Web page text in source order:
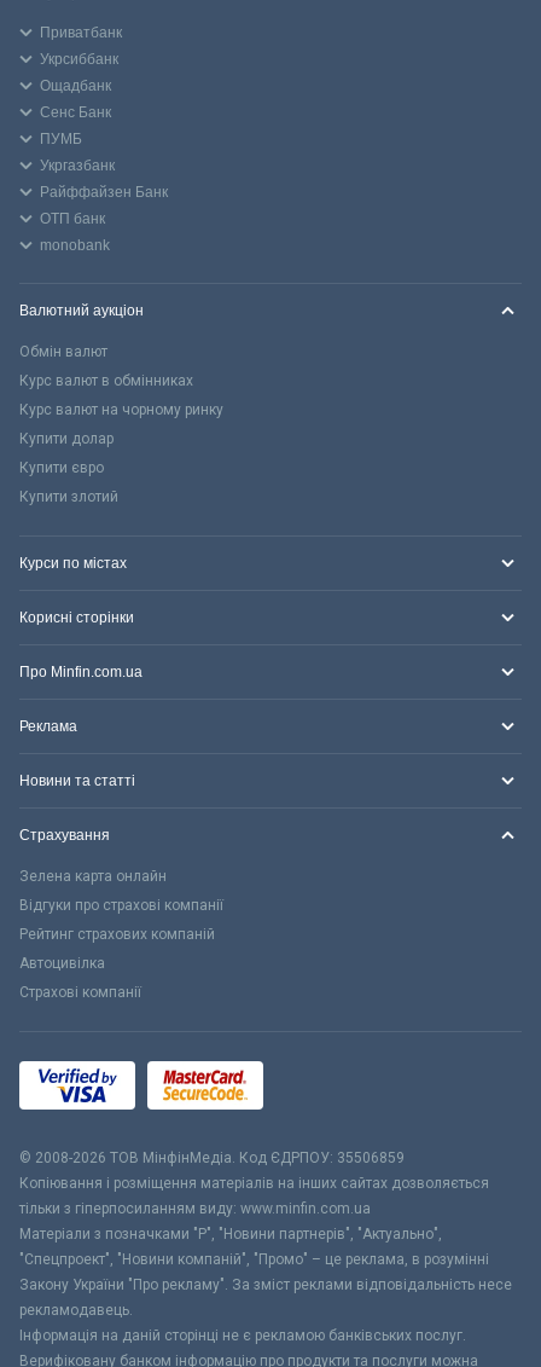
Приватбанк
Укрсиббанк
Ощадбанк
Сенс Банк
ПУМБ
Укргазбанк
Райффайзен Банк
ОТП банк
monobank
Валютний аукціон
Обмін валют
Курс валют в обмінниках
Курс валют на чорному ринку
Купити долар
Купити євро
Купити злотий
Курси по містах
Корисні сторінки
Про Minfin.com.ua
Реклама
Новини та статті
Страхування
Зелена карта онлайн
Відгуки про страхові компанії
Рейтинг страхових компаній
Автоцивілка
Страхові компанії
© 2008-2026 ТОВ МiнфiнМедiа. Код ЄДРПОУ: 35506859
Копіювання і розміщення матеріалів на інших сайтах дозволяється
тільки з гіперпосиланням виду: www.minfin.com.ua
Матеріали з позначками "Р", "Новини партнерів", "Актуально",
"Спецпроект", "Новини компаній", "Промо" – це реклама, в розумінні
Закону України "Про рекламу". За зміст реклами відповідальність несе
рекламодавець.
Інформація на даній сторінці не є рекламою банківських послуг.
Верифіковану банком інформацію про продукти та послуги можна